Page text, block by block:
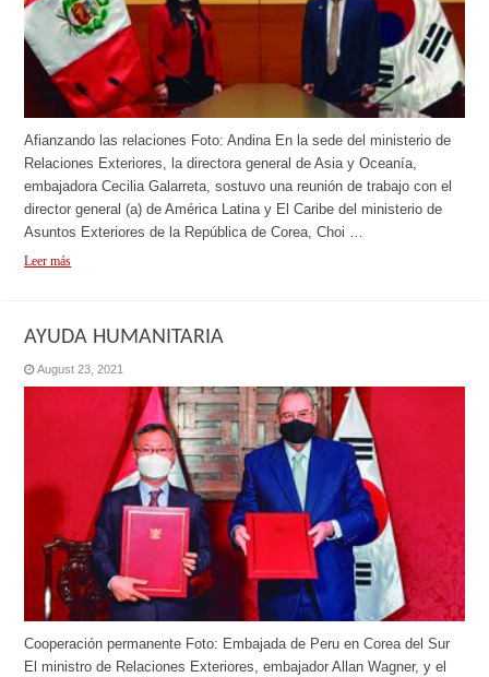
Afianzando las relaciones Foto: Andina En la sede del ministerio de
Relaciones Exteriores, la directora general de Asia y Oceanía,
embajadora Cecilia Galarreta, sostuvo una reunión de trabajo con el
director general (a) de América Latina y El Caribe del ministerio de
Asuntos Exteriores de la República de Corea, Choi …
Leer más
AYUDA HUMANITARIA
August 23, 2021
Cooperación permanente Foto: Embajada de Peru en Corea del Sur
El ministro de Relaciones Exteriores, embajador Allan Wagner, y el